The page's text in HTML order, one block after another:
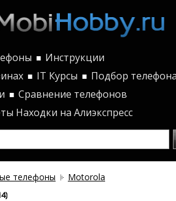
■ Инструкции
■ IT Курсы ■ Подбор
■ Сравнение телефонов
Находки на Алиэкспресс
телефоны Motorola